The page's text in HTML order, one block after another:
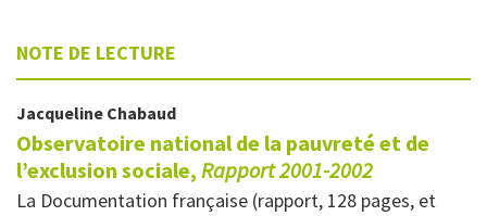
NOTE DE LECTURE
Jacqueline Chabaud
Observatoire national de la pauvreté et de
l’exclusion sociale, Rapport 2001-2002
La Documentation française (rapport, 128 pages, et